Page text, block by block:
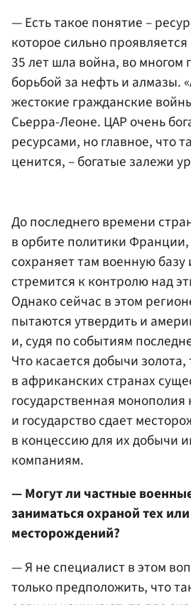
— Есть такое понятие –
которое сильно
35 лет шла война, во
борьбой за нефть и алмазы.
жестокие гражданские
Сьерра-Леоне. ЦАР очень
ресурсами, но главное, что
ценится, – богатые залежи
До последнего времени
в орбите политики Франции,
сохраняет там военную базу
стремится к контролю над
Однако сейчас в этом
пытаются утвердить и
и, судя по событиям
Что касается добычи
в африканских странах
государственная
и государство сдает
в концессию для их добычи
компаниям.
— Могут ли частные
заниматься охраной тех
месторождений?
— Я не специалист в этом
только предположить, что